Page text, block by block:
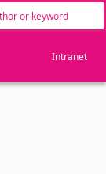
Intranet